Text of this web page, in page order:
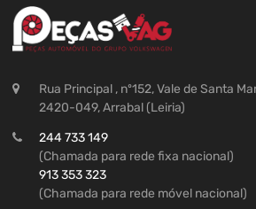
Rua Principal , nº152, Vale de Santa
2420-049, Arrabal (Leiria)
244 733 149
(Chamada para rede fixa nacional)
913 353 323
(Chamada para rede móvel nacional)